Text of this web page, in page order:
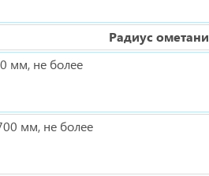
Радиус
мм, не более
мм, не более